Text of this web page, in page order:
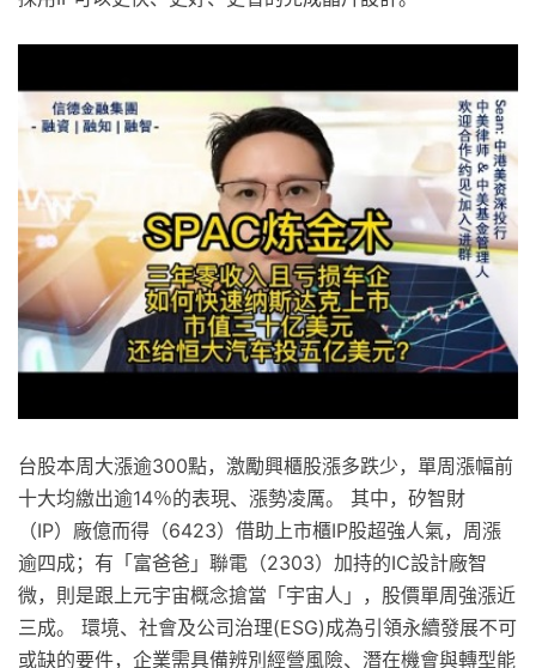
台股本周大漲逾300點，激勵興櫃股漲多跌少，單周漲幅前
十大均繳出逾14％的表現、漲勢凌厲。 其中，矽智財
（IP）廠億而得（6423）借助上市櫃IP股超強人氣，周漲
逾四成；有「富爸爸」聯電（2303）加持的IC設計廠智
微，則是跟上元宇宙概念搶當「宇宙人」，股價單周強漲近
三成。 環境、社會及公司治理(ESG)成為引領永續發展不可
或缺的要件，企業需具備辨別經營風險、潛在機會與轉型能